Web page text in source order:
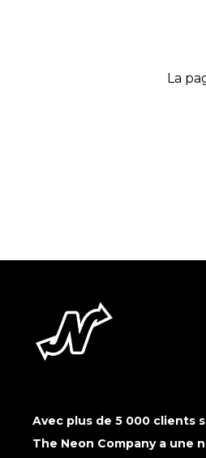
La
Avec plus de 5 000 clients
The Neon Company a une